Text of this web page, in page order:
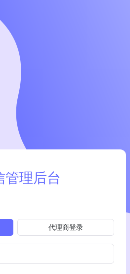
管理后台
代理商登录